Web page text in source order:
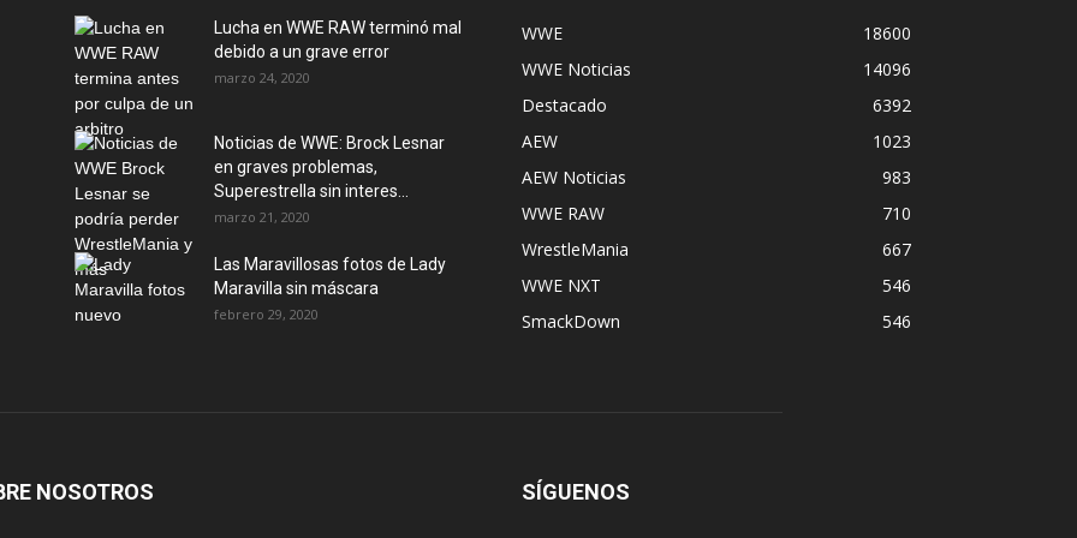
Lucha en WWE RAW terminó mal
debido a un grave error
marzo 24, 2020
Noticias de WWE: Brock Lesnar
en graves problemas,
Superestrella sin interes...
marzo 21, 2020
Las Maravillosas fotos de Lady
Maravilla sin máscara
febrero 29, 2020
WWE
18600
WWE Noticias
14096
Destacado
6392
AEW
1023
AEW Noticias
983
WWE RAW
710
WrestleMania
667
WWE NXT
546
SmackDown
546
NOSOTROS SÍGUENOS